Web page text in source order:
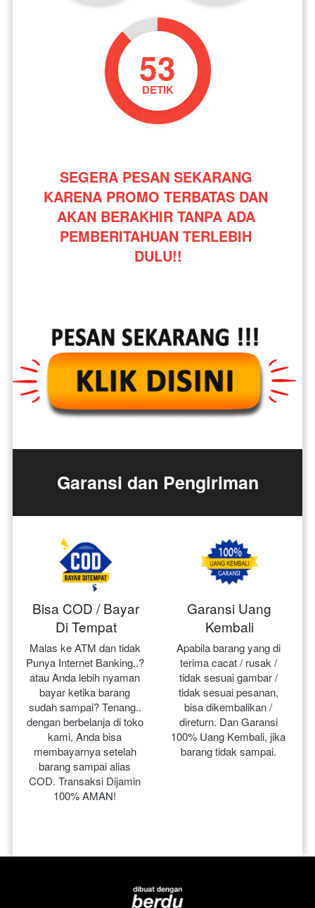
53
DETIK
SEGERA PESAN SEKARANG
KARENA PROMO TERBATAS DAN
AKAN BERAKHIR TANPA ADA
PEMBERITAHUAN TERLEBIH
DULU!!
Garansi dan Pengiriman
Bisa COD / Bayar
Di Tempat
Malas ke ATM dan tidak
Punya Internet Banking..?
atau Anda lebih nyaman
bayar ketika barang
sudah sampai? Tenang..
dengan berbelanja di toko
kami, Anda bisa
membayarnya setelah
barang sampai alias
COD. Transaksi Dijamin
100% AMAN!
Garansi Uang
Kembali
Apabila barang yang di
terima cacat / rusak /
tidak sesuai gambar /
tidak sesuai pesanan,
bisa dikembalikan /
direturn. Dan Garansi
100% Uang Kembali, jika
barang tidak sampai.